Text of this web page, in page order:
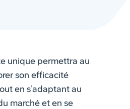
unique permettra au
son efficacité
en s’adaptant au
marché et en se